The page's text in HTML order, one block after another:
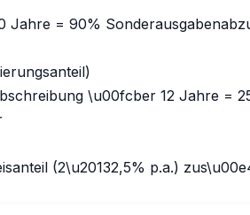
Jahre = 90%
\u00fcber 12 Jahre =
(2\u20132,5% p.a.)